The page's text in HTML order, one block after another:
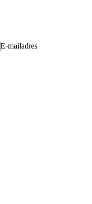
E-mailadres